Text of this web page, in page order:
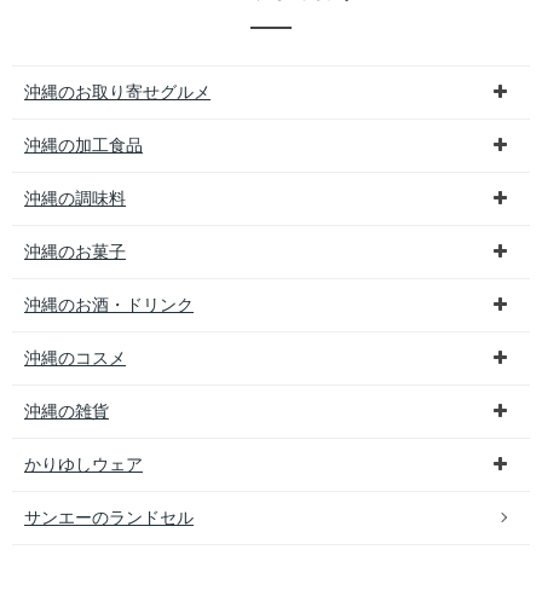
沖縄のお取り寄せグルメ
沖縄の加工食品
沖縄の調味料
沖縄のお菓子
沖縄のお酒・ドリンク
沖縄のコスメ
沖縄の雑貨
かりゆしウェア
サンエーのランドセル